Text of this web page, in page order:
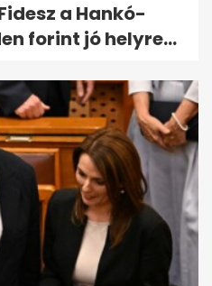
a Hankó-
forint jó helyre...